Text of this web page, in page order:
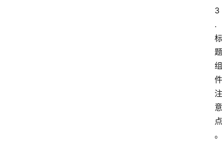
3
.
标
题
组
件
注
意
点
。